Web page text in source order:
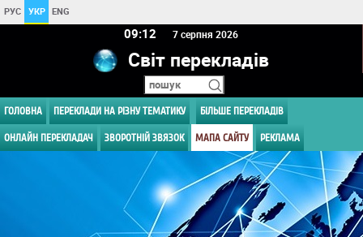
РУС УКР ENG
09:12 7 серпня 2026
Світ перекладів
ГОЛОВНА ПЕРЕКЛАДИ НА РІЗНУ ТЕМАТИКУ БІЛЬШЕ ПЕРЕКЛАДІВ
ОНЛАЙН ПЕРЕКЛАДАЧ ЗВОРОТНІЙ ЗВЯЗОК МАПА САЙТУ РЕКЛАМА